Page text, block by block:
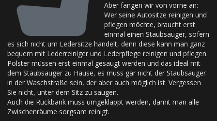
Aber fangen wir von vorne an:
Wer seine Autositze reinigen und
pflegen möchte, braucht erst
einmal einen Staubsauger, sofern
es sich nicht um Ledersitze handelt, denn diese kann man ganz
bequem mit Lederreiniger und Lederpflege reinigen und pflegen.
Polster müssen erst einmal gesaugt werden und das ideal mit
dem Staubsauger zu Hause, es muss gar nicht der Staubsauger
in der Waschstraße sein, der aber auch möglich ist. Vergessen
Sie nicht, unter dem Sitz zu saugen.
Auch die Rückbank muss umgeklappt werden, damit man alle
Zwischenräume sorgsam reinigt.